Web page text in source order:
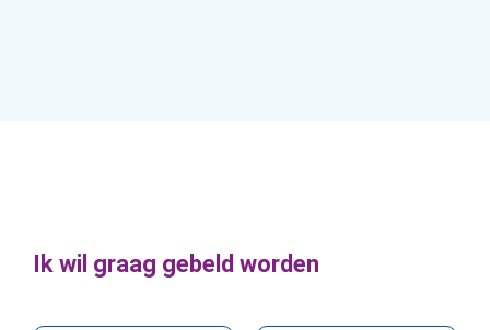
Ik wil graag gebeld worden